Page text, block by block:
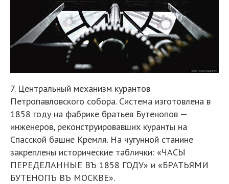
7. Центральный механизм курантов
Петропавловского собора. Система изготовлена в
1858 году на фабрике братьев Бутенопов —
инженеров, реконструировавших куранты на
Спасской башне Кремля. На чугунной станине
закреплены исторические таблички: «ЧАСЫ
ПЕРЕДЕЛАННЫЕ ВЪ 1858 ГОДУ» и «БРАТЬЯМИ
БУТЕНОПЪ ВЪ МОСКВЕ».